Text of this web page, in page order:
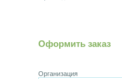
Оформить заказ
Организация